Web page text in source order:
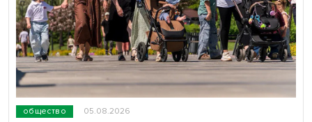
общество 05.08.2026